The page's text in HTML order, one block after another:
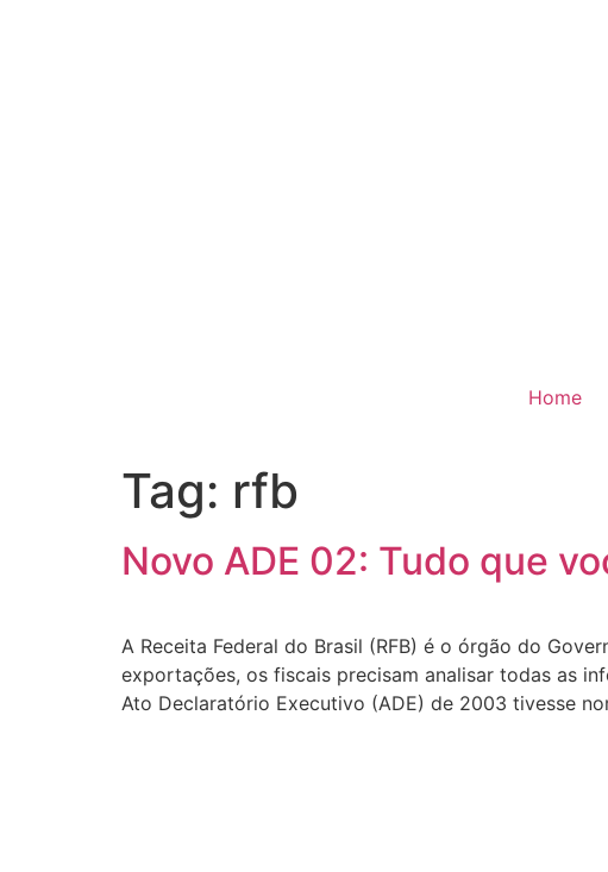
Home
Tag: rfb
Novo ADE 02: Tudo que
A Receita Federal do Brasil (RFB) é o órgão do
exportações, os fiscais precisam analisar todas as
Ato Declaratório Executivo (ADE) de 2003 tivesse